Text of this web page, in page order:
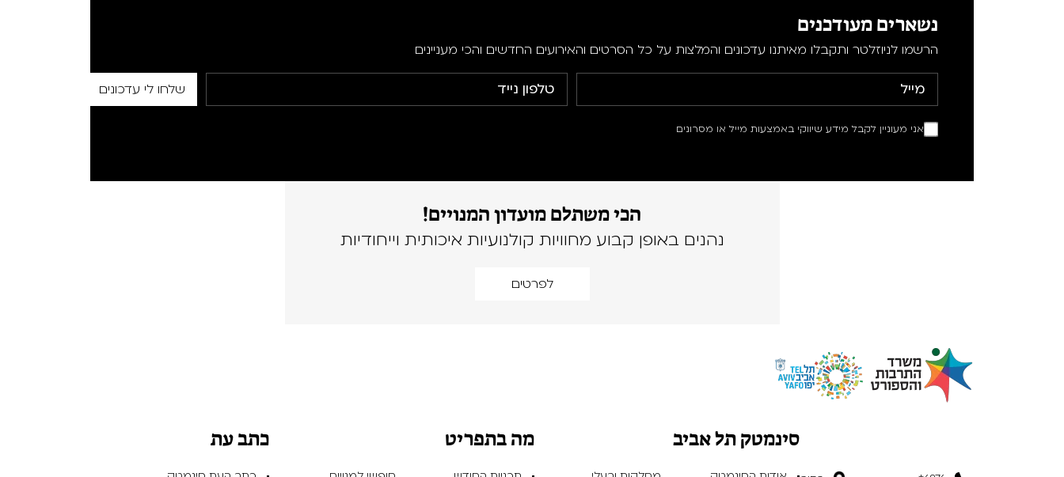
נשארים מעודכנים
הרשמו לניוזלטר ותקבלו מאיתנו עדכונים והמלצות על כל הסרטים והאירועים החדשים והכי מעניינים
אני מעוניין לקבל מידע שיווקי באמצעות מייל או מסרונים
הכי משתלם מועדון המנויים!
נהנים באופן קבוע מחוויות קולנועיות איכותית וייחודיות
לפרטים
סינמטק תל אביב מה בתפריט כתב עת